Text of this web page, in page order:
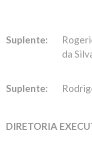
Suplente:
da
Suplente:
DIRETORIA